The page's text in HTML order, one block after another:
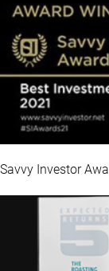
Savvy Investor